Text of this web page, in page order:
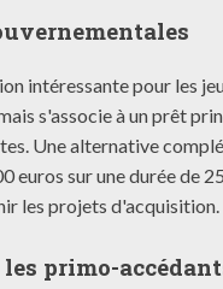
intéressante pour les
s'associe à un prêt
Une alternative
euros sur une durée de
les projets d'acquisition.
primo-